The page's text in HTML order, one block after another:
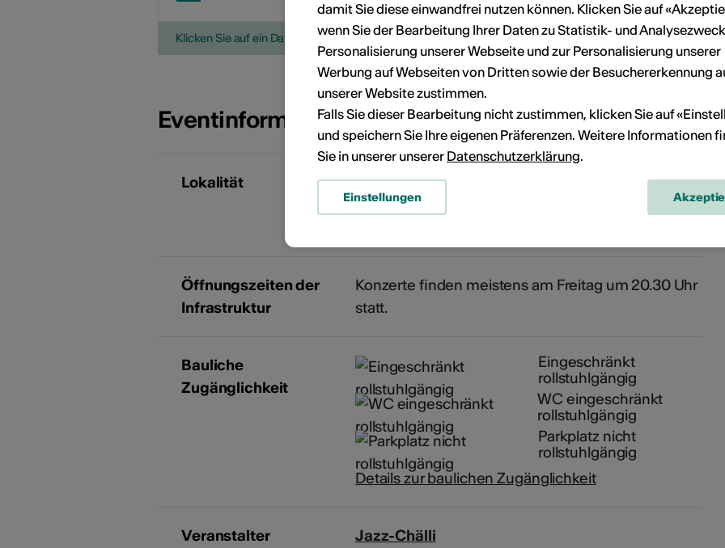
Klicken Sie auf ein Datum, um die Veranstaltung Ihrem persönlichen Kalender hinzuzufügen.
Eventinformationen
Lokalität
Jazz Chälli
Fülagasse 2
Öffnungszeiten der
Infrastruktur
Konzerte finden meistens am Freitag um 20.30 Uhr
statt.
Bauliche
Zugänglichkeit
Eingeschränkt
rollstuhlgängig
WC eingeschränkt
rollstuhlgängig
Parkplatz nicht
rollstuhlgängig
Details zur baulichen Zugänglichkeit
Veranstalter
Jazz-Chälli
damit Sie diese einwandfrei nutzen können. Klicken Sie auf
wenn Sie der Bearbeitung Ihrer Daten zu Statistik- und
Personalisierung unserer Webseite und zur Personalisierung unserer
Werbung auf Webseiten von Dritten sowie der Besuchererkennung
unserer Website zustimmen.
Falls Sie dieser Bearbeitung nicht zustimmen, klicken Sie auf
und speichern Sie Ihre eigenen Präferenzen. Weitere Informationen
Sie in unserer unserer Datenschutzerklärung.
Einstellungen